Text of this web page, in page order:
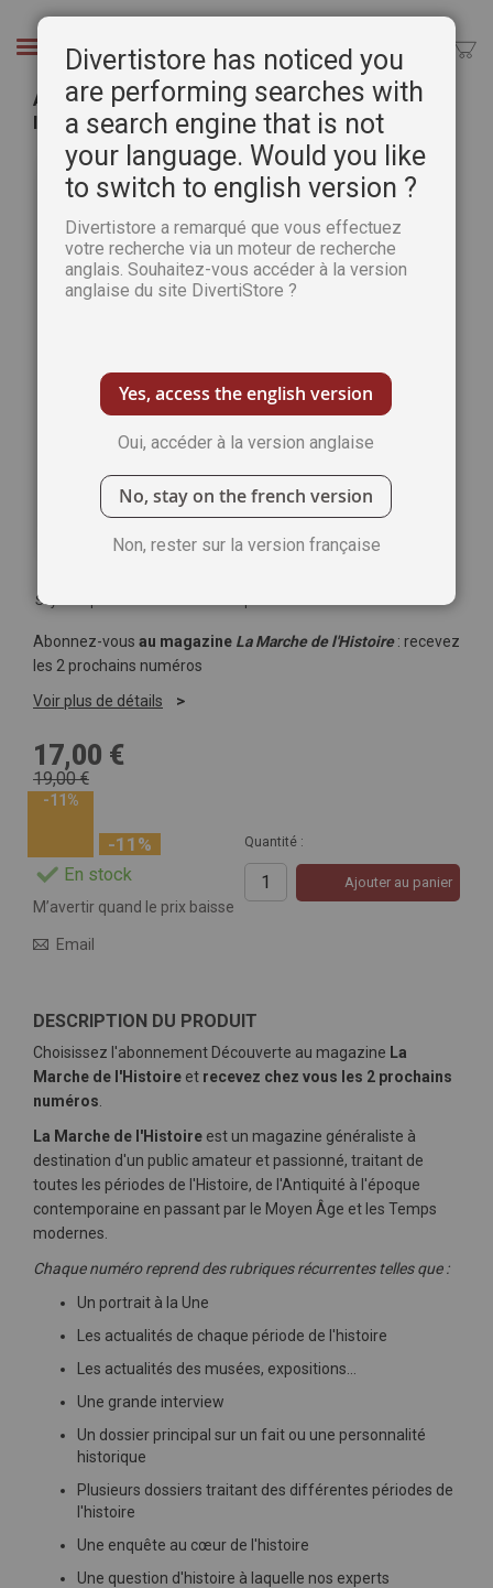
Chercher
Abonnement DECOUVERTE La Marche de
l'Histoire - 2 numéros
Passer
galerie
Soyez le premier à commenter ce produit
Abonnez-vous au magazine La Marche de l'Histoire: recevez
les 2 prochains numéros
Voir plus de détails
17,00 €
19,00 €
-11%
-11%
En stock
Quantité :
Ajouter au panier
M’avertir quand le prix baisse
Email
DESCRIPTION DU PRODUIT
Choisissez l'abonnement Découverte au magazine La
Marche de l'Histoire et recevez chez vous les 2 prochains
numéros
La Marche de l'Histoire est un magazine généraliste à
destination d'un public amateur et passionné, traitant de
toutes les périodes de l'Histoire, de l'Antiquité à l'époque
contemporaine en passant par le Moyen Âge et les Temps
modernes.
Chaque numéro reprend des rubriques récurrentes telles que :
Un portrait à la Une
Les actualités de chaque période de l'histoire
Les actualités des musées, expositions…
Une grande interview
Un dossier principal sur un fait ou une personnalité
historique
Plusieurs dossiers traitant des différentes périodes de
l'histoire
Une enquête au cœur de l'histoire
Une question d'histoire à laquelle nos experts
Divertistore has noticed you
are performing searches with
a search engine that is not
your language. Would you like
to switch to english version ?
Divertistore a remarqué que vous effectuez
votre recherche via un moteur de recherche
anglais. Souhaitez-vous accéder à la version
anglaise du site DivertiStore ?
Yes, access the english version
Oui, accéder à la version anglaise
No, stay on the french version
Non, rester sur la version française